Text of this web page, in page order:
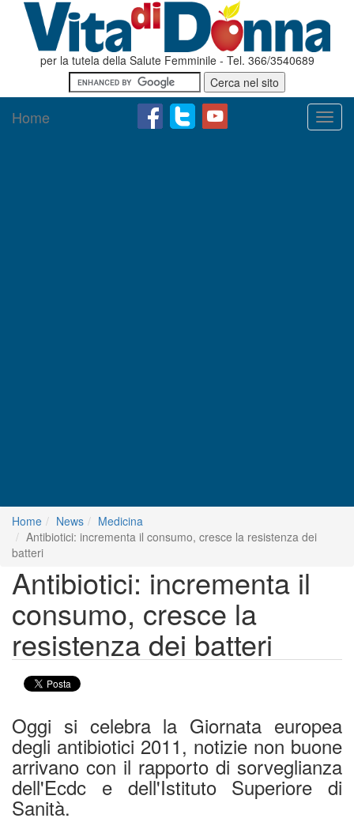
per la tutela della Salute Femminile - Tel. 366/3540689
Home
Home News
Medicina
Antibiotici: incrementa il consumo, cresce la resistenza dei
batteri
Antibiotici: incrementa il
consumo, cresce la
resistenza dei batteri
Oggi si celebra la Giornata europea
degli antibiotici 2011, notizie non buone
arrivano con il rapporto di sorveglianza
dell'Ecdc e dell'Istituto Superiore di
Sanità.